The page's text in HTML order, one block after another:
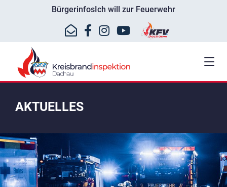
BürgerinfosIch will zur Feuerwehr
AKTUELLES